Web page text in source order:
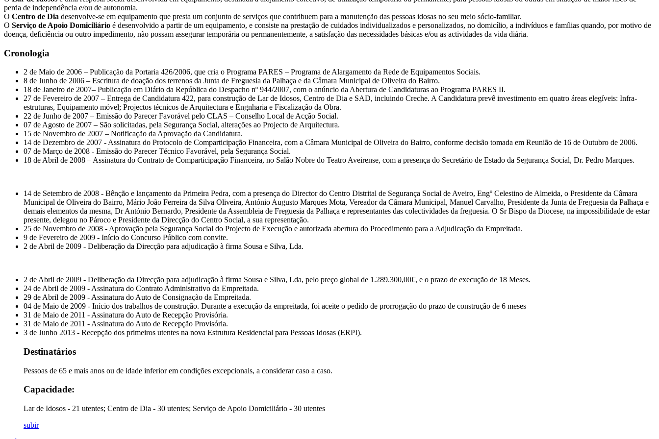
perda de independência e/ou de autonomia.
O Centro de Dia desenvolve-se em equipamento que presta um conjunto de serviços que contribuem para a manutenção das pessoas idosas no seu meio sócio-familiar.
O Serviço de Apoio Domiciliário é desenvolvido a partir de um equipamento, e consiste na prestação de cuidados individualizados e personalizados, no domicílio, a indivíduos e famílias quando, por motivo de
doença, deficiência ou outro impedimento, não possam assegurar temporária ou permanentemente, a satisfação das necessidades básicas e/ou as actividades da vida diária.
Cronologia
2 de Maio de 2006 – Publicação da Portaria 426/2006, que cria o Programa PARES – Programa de Alargamento da Rede de Equipamentos Sociais.
8 de Junho de 2006 – Escritura de doação dos terrenos da Junta de Freguesia da Palhaça e da Câmara Municipal de Oliveira do Bairro.
18 de Janeiro de 2007– Publicação em Diário da República do Despacho nº 944/2007, com o anúncio da Abertura de Candidaturas ao Programa PARES II.
27 de Fevereiro de 2007 – Entrega de Candidatura 422, para construção de Lar de Idosos, Centro de Dia e SAD, incluindo Creche. A Candidatura prevê investimento em quatro áreas elegíveis: Infra-
estruturas, Equipamento móvel; Projectos técnicos de Arquitectura e Engnharia e Fiscalização da Obra.
22 de Junho de 2007 – Emissão do Parecer Favorável pelo CLAS – Conselho Local de Acção Social.
07 de Agosto de 2007 – São solicitadas, pela Segurança Social, alterações ao Projecto de Arquitectura.
15 de Novembro de 2007 – Notificação da Aprovação da Candidatura.
14 de Dezembro de 2007 - Assinatura do Protocolo de Comparticipação Financeira, com a Câmara Municipal de Oliveira do Bairro, conforme decisão tomada em Reunião de 16 de Outubro de 2006.
07 de Março de 2008 - Emissão do Parecer Técnico Favorável, pela Segurança Social.
18 de Abril de 2008 – Assinatura do Contrato de Comparticipação Financeira, no Salão Nobre do Teatro Aveirense, com a presença do Secretário de Estado da Segurança Social, Dr. Pedro Marques.
14 de Setembro de 2008 - Bênção e lançamento da Primeira Pedra, com a presença do Director do Centro Distrital de Segurança Social de Aveiro, Engº Celestino de Almeida, o Presidente da Câmara
Municipal de Oliveira do Bairro, Mário João Ferreira da Silva Oliveira, António Augusto Marques Mota, Vereador da Câmara Municipal, Manuel Carvalho, Presidente da Junta de Freguesia da Palhaça e
demais elementos da mesma, Dr António Bernardo, Presidente da Assembleia de Freguesia da Palhaça e representantes das colectividades da freguesia. O Sr Bispo da Diocese, na impossibilidade de estar
presente, delegou no Pároco e Presidente da Direcção do Centro Social, a sua representação.
25 de Novembro de 2008 - Aprovação pela Segurança Social do Projecto de Execução e autorizada abertura do Procedimento para a Adjudicação da Empreitada.
9 de Fevereiro de 2009 - Início do Concurso Público com convite.
2 de Abril de 2009 - Deliberação da Direcção para adjudicação à firma Sousa e Silva, Lda.
2 de Abril de 2009 - Deliberação da Direcção para adjudicação à firma Sousa e Silva, Lda, pelo preço global de 1.289.300,00€, e o prazo de execução de 18 Meses.
24 de Abril de 2009 - Assinatura do Contrato Administrativo da Empreitada.
29 de Abril de 2009 - Assinatura do Auto de Consignação da Empreitada.
04 de Maio de 2009 - Início dos trabalhos de construção. Durante a execução da empreitada, foi aceite o pedido de prorrogação do prazo de construção de 6 meses
31 de Maio de 2011 - Assinatura do Auto de Recepção Provisória.
31 de Maio de 2011 - Assinatura do Auto de Recepção Provisória.
3 de Junho 2013 - Recepção dos primeiros utentes na nova Estrutura Residencial para Pessoas Idosas (ERPI).
Destinatários
Pessoas de 65 e mais anos ou de idade inferior em condições excepcionais, a considerar caso a caso.
Capacidade:
Lar de Idosos - 21 utentes; Centro de Dia - 30 utentes; Serviço de Apoio Domiciliário - 30 utentes
subir